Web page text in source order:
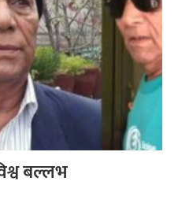
बल्लभ